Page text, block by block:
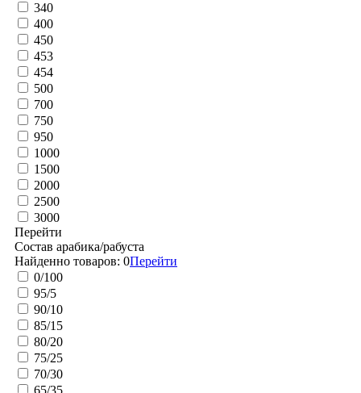
340
400
450
453
454
500
700
750
950
1000
1500
2000
2500
3000
Перейти
Состав арабика/рабуста
Найденно товаров: 0Перейти
0/100
95/5
90/10
85/15
80/20
75/25
70/30